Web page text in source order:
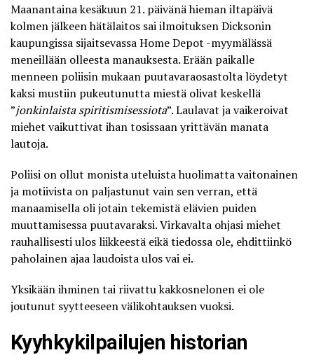
Maanantaina kesäkuun 21. päivänä hieman iltapäivä
kolmen jälkeen hätälaitos sai ilmoituksen Dicksonin
kaupungissa sijaitsevassa Home Depot -myymälässä
meneillään olleesta manauksesta. Erään paikalle
menneen poliisin mukaan puutavaraosastolta löydetyt
kaksi mustiin pukeutunutta miestä olivat keskellä
”jonkinlaista spiritismisessiota”. Laulavat ja vaikeroivat
miehet vaikuttivat ihan tosissaan yrittävän manata
lautoja.
Poliisi on ollut monista uteluista huolimatta vaitonainen
ja motiivista on paljastunut vain sen verran, että
manaamisella oli jotain tekemistä elävien puiden
muuttamisessa puutavaraksi. Virkavalta ohjasi miehet
rauhallisesti ulos liikkeestä eikä tiedossa ole, ehdittiinkö
paholainen ajaa laudoista ulos vai ei.
Yksikään ihminen tai riivattu kakkosnelonen ei ole
joutunut syytteeseen välikohtauksen vuoksi.
Kyyhkykilpailujen historian